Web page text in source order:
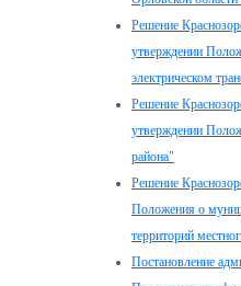
Решение
утверждении
электрическом
Решение
утверждении
района"
Решение
Положения о
территорий
Постановление